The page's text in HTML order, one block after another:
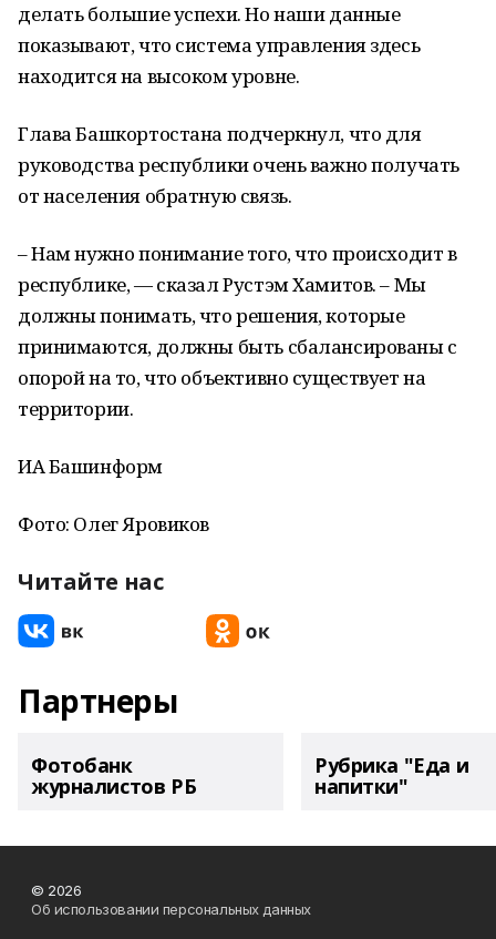
делать большие успехи. Но наши данные
показывают, что система управления здесь
находится на высоком уровне.
Глава Башкортостана подчеркнул, что для
руководства республики очень важно получать
от населения обратную связь.
– Нам нужно понимание того, что происходит в
республике, — сказал Рустэм Хамитов. – Мы
должны понимать, что решения, которые
принимаются, должны быть сбалансированы с
опорой на то, что объективно существует на
территории.
ИА Башинформ
Фото: Олег Яровиков
Читайте нас
Партнеры
Фотобанк
журналистов РБ
Рубрика "Еда и
напитки"
© 2026
Об использовании персональных данных